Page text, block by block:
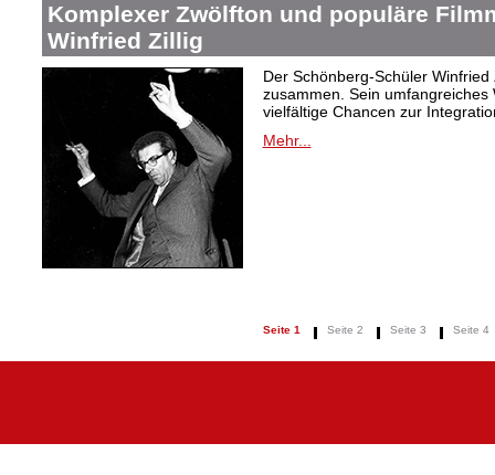
Komplexer Zwölfton und populäre
Winfried Zillig
Der Schönberg-Schüler
zusammen. Sein
vielfältige Chancen zur
Mehr...
Seite 1 Seite 2 Seite 3 Seite 4